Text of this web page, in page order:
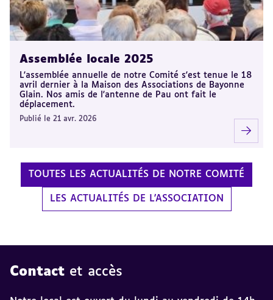
Assemblée locale 2025
L'assemblée annuelle de notre Comité s'est tenue le 18
avril dernier à la Maison des Associations de Bayonne
Glain. Nos amis de l'antenne de Pau ont fait le
déplacement.
Publié le 21 avr. 2026
TOUTES LES ACTUALITÉS DE NOTRE COMITÉ
LES ACTUALITÉS DE L'ASSOCIATION
Contact et accès